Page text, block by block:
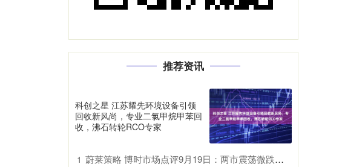
推荐资讯
科创之星 江苏耀先环境设备引领
回收新风尚，专业二氯甲烷甲苯回
收，沸石转轮RCO专家
1 蔚莱策略 博时市场点评9月19日：两市震荡微跌，成交有所缩量